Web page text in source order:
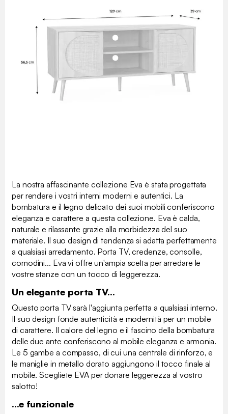
La nostra affascinante collezione Eva è stata progettata
per rendere i vostri interni moderni e autentici. La
bombatura e il legno delicato dei suoi mobili conferiscono
eleganza e carattere a questa collezione. Eva è calda,
naturale e rilassante grazie alla morbidezza del suo
materiale. Il suo design di tendenza si adatta perfettamente
a qualsiasi arredamento. Porta TV, credenze, consolle,
comodini... Eva vi offre un'ampia scelta per arredare le
vostre stanze con un tocco di leggerezza.
Un elegante porta TV...
Questo porta TV sarà l'aggiunta perfetta a qualsiasi interno.
Il suo design fonde autenticità e modernità per un mobile
di carattere. Il calore del legno e il fascino della bombatura
delle due ante conferiscono al mobile eleganza e armonia.
Le 5 gambe a compasso, di cui una centrale di rinforzo, e
le maniglie in metallo dorato aggiungono il tocco finale al
mobile. Scegliete EVA per donare leggerezza al vostro
salotto!
...e funzionale